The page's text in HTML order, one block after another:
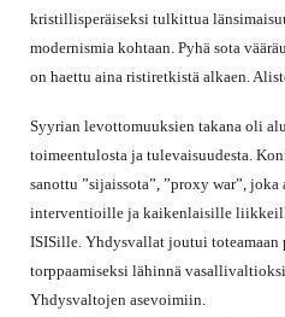
kristillisperäiseksi tulkittua
modernismia kohtaan. Pyhä sota
on haettu aina ristiretkistä alkaen.
Syyrian levottomuuksien takana oli
toimeentulosta ja tulevaisuudesta.
sanottu ”sijaissota”, ”proxy war”,
interventioille ja kaikenlaisille
ISISille. Yhdysvallat joutui toteamaan
torppaamiseksi lähinnä
Yhdysvaltojen asevoimiin.